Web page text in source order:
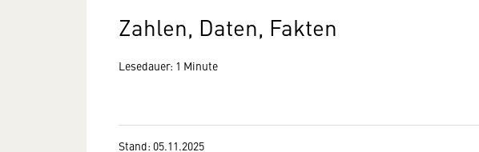
Zahlen, Daten, Fakten
Lesedauer: 1 Minute
Stand: 05.11.2025